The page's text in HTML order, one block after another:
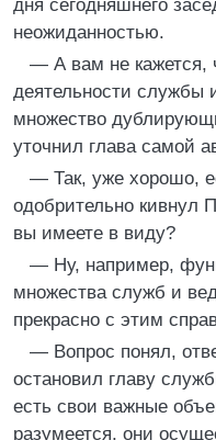
дня сегодняшнего
неожиданностью.
— А вам не кажется,
деятельности службы
множество
уточнил глава самой
— Так, уже хорошо,
одобрительно кивнул
вы имеете в виду?
— Ну, например,
множества служб и
прекрасно с этим
— Вопрос понял,
остановил главу
есть свои важные
разумеется, они